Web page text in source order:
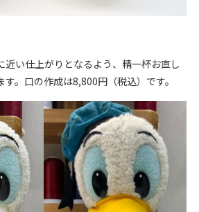
近い仕上がりとなるよう、精一杯お直し
。口の作成は8,800円（税込）です。